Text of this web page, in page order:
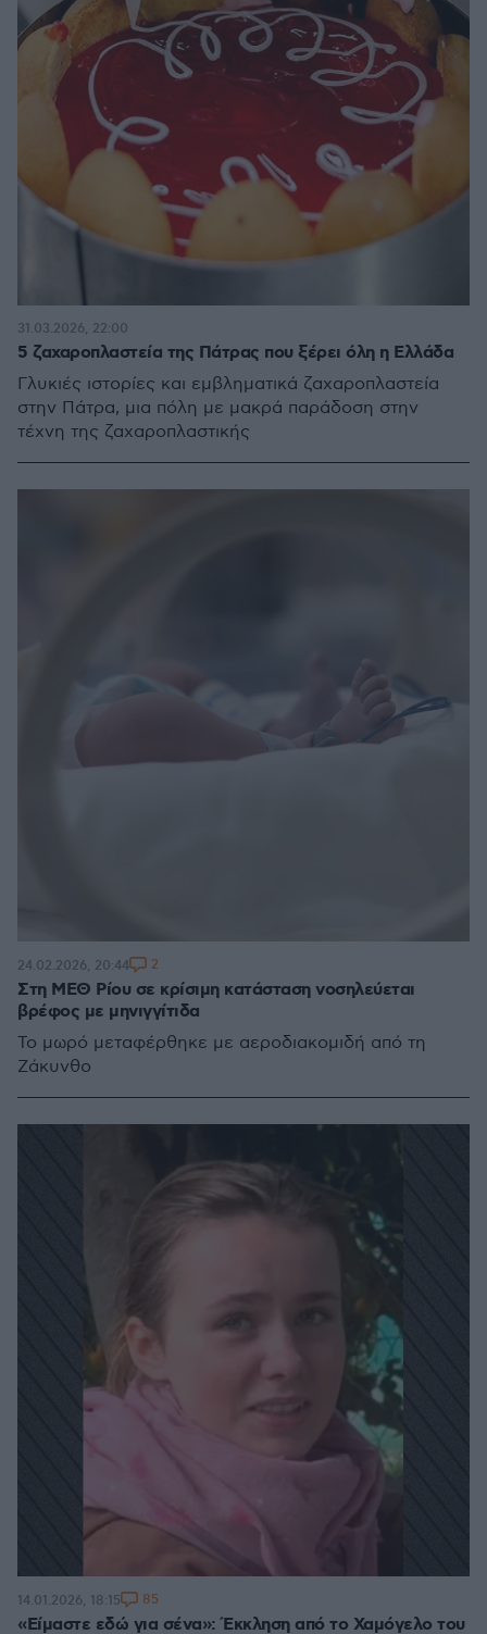
5 ζαχαροπλαστεία της Πάτρας που ξέρει όλη η Ελλάδα
Γλυκιές ιστορίες και εμβληματικά ζαχαροπλαστεία
στην Πάτρα, μια πόλη με μακρά παράδοση στην
τέχνη της ζαχαροπλαστικής
31.03.2026, 22:00
Στη ΜΕΘ Ρίου σε κρίσιμη κατάσταση νοσηλεύεται
βρέφος με μηνιγγίτιδα
Το μωρό μεταφέρθηκε με αεροδιακομιδή από τη
Ζάκυνθο
24.02.2026, 20:44 2
«Είμαστε εδώ για σένα»: Έκκληση από το Χαμόγελο του
14.01.2026, 18:15 85